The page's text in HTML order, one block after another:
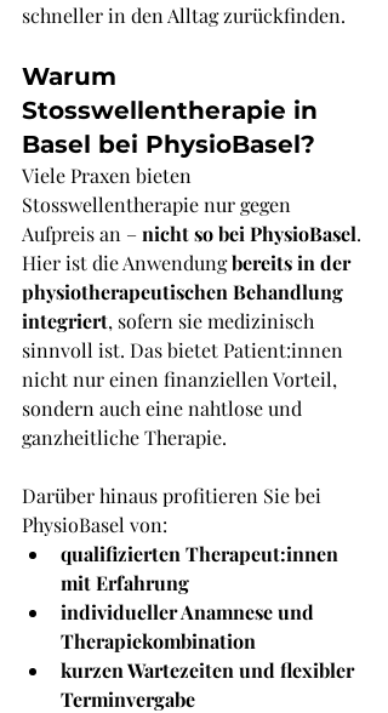
schneller in den Alltag zurückfinden.
Warum
Stosswellentherapie in
Basel bei PhysioBasel?
Viele Praxen bieten
Stosswellentherapie nur gegen
Aufpreis an – nicht so bei PhysioBasel.
Hier ist die Anwendung bereits in der
physiotherapeutischen Behandlung
integriert, sofern sie medizinisch
sinnvoll ist. Das bietet Patient:innen
nicht nur einen finanziellen Vorteil,
sondern auch eine nahtlose und
ganzheitliche Therapie.
Darüber hinaus profitieren Sie bei
PhysioBasel von:
qualifizierten Therapeut:innen
mit Erfahrung
individueller Anamnese und
Therapiekombination
kurzen Wartezeiten und flexibler
Terminvergabe